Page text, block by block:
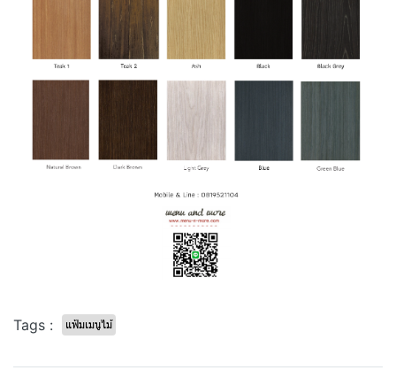
Tags : แฟ้มเมนูไม้